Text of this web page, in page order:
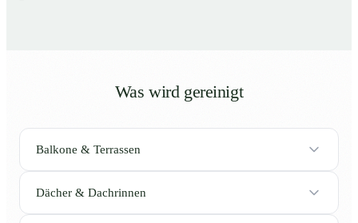
Was wird gereinigt
Balkone & Terrassen
Dächer & Dachrinnen